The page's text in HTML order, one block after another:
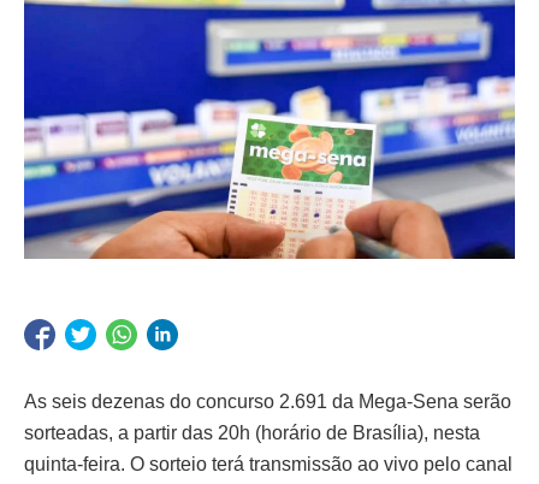
As seis dezenas do concurso 2.691 da Mega-Sena serão
sorteadas, a partir das 20h (horário de Brasília), nesta
quinta-feira. O sorteio terá transmissão ao vivo pelo canal